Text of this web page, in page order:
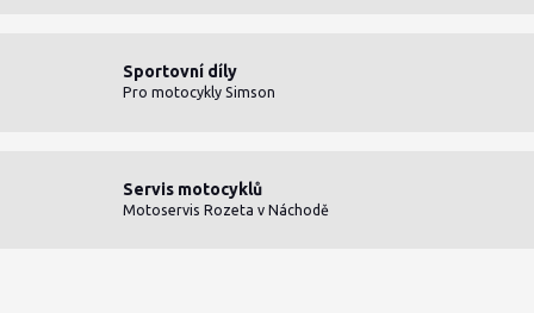
Sportovní díly
Pro motocykly Simson
Servis motocyklů
Motoservis Rozeta v Náchodě